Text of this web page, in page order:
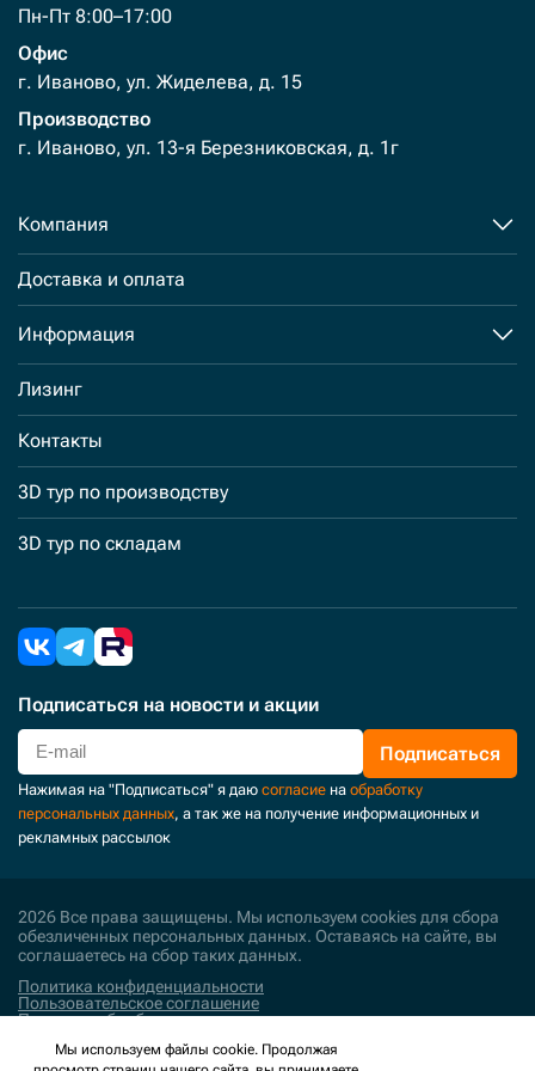
Пн-Пт 8:00–17:00
Офис
г. Иваново, ул. Жиделева, д. 15
Производство
г. Иваново, ул. 13-я Березниковская, д. 1г
Компания
Доставка и оплата
Информация
Лизинг
Контакты
3D тур по производству
3D тур по складам
Подписаться на новости и акции
Подписаться
Нажимая на "Подписаться" я даю согласие на обработку
персональных данных, а так же на получение информационных и
рекламных рассылок
2026 Все права защищены. Мы используем cookies для сбора
обезличенных персональных данных. Оставаясь на сайте, вы
соглашаетесь на сбор таких данных.
Политика конфиденциальности
Пользовательское соглашение
Политика обработки персональных данных
Мы используем файлы cookie. Продолжая